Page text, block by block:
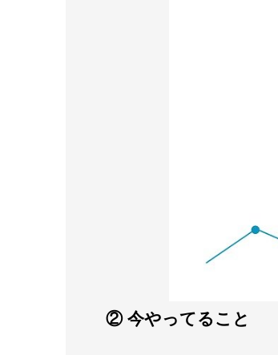
② 今やってること